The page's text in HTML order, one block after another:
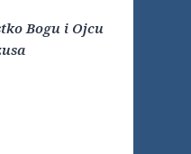
Bogu i Ojcu